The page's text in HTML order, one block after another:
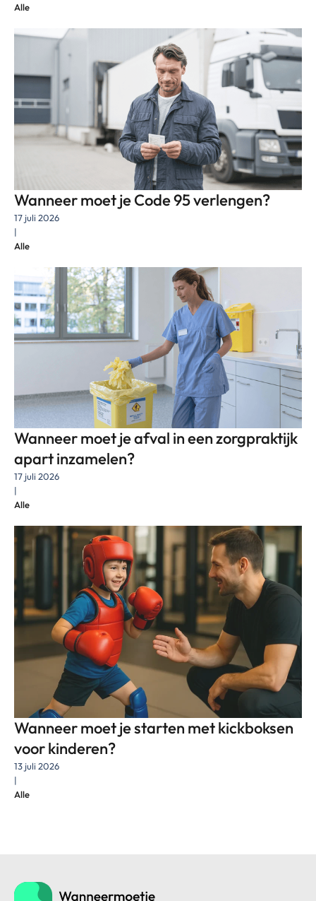
Alle
Wanneer moet je Code 95 verlengen?
17 juli 2026
|
Alle
Wanneer moet je afval in een zorgpraktijk
apart inzamelen?
17 juli 2026
|
Alle
Wanneer moet je starten met kickboksen
voor kinderen?
13 juli 2026
|
Alle